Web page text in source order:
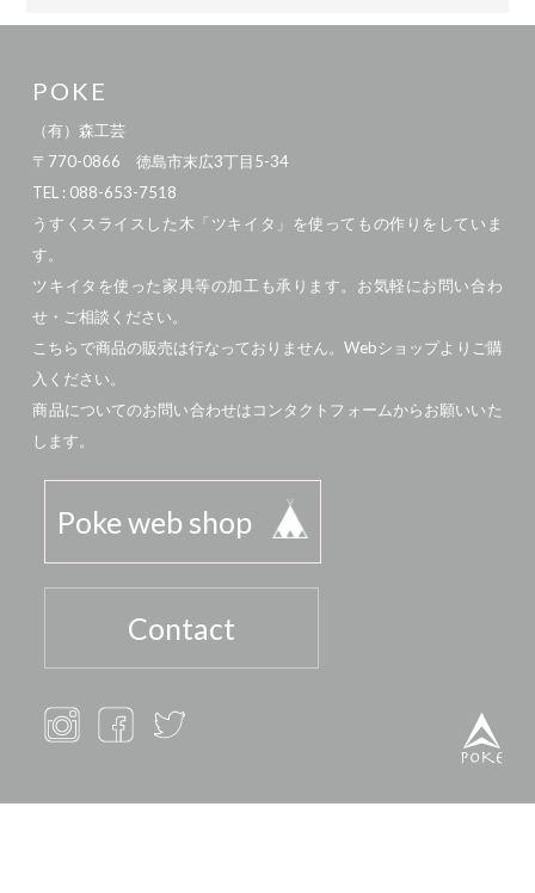
POKE
（有）森工芸
〒770-0866 徳島市末広3丁目5-34
TEL : 088-653-7518
うすくスライスした木「ツキイタ」を使ってもの作りをしていま
す。
ツキイタを使った家具等の加工も承ります。お気軽にお問い合わ
せ・ご相談ください。
こちらで商品の販売は行なっておりません。Webショップよりご購
入ください。
商品についてのお問い合わせはコンタクトフォームからお願いいた
します。
Poke web shop
Contact